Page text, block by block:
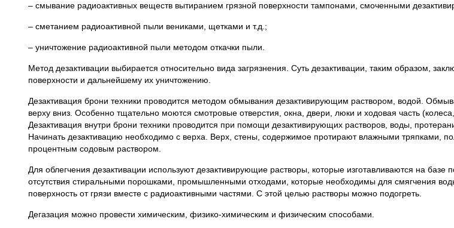
– смывание радиоактивных веществ вытиранием грязной поверхности тампонами, смоченными
– сметанием радиоактивной пыли вениками, щетками и т.д.;
– уничтожение радиоактивной пыли методом откачки пыли.
Метод дезактивации выбирается относительно вида загрязнения. Суть дезактивации, таким образом,
поверхности и дальнейшему их уничтожению.
Дезактивация брони техники проводится методом обмывания дезактивирующим раствором, водой.
верху вниз. Особенно тщательно моются смотровые отверстия, окна, двери, люки и ходовая часть
Дезактивация внутри брони техники проводится при помощи дезактивирующих растворов, воды,
Начинать дезактивацию необходимо с верха. Верх, стены, содержимое протирают влажными тряпками,
процентным содовым раствором.
Для облегчения дезактивации используют дезактивирующие растворы, которые изготавливаются на
отсутствия стиральными порошками, промышленными отходами, которые необходимы для смягчения
поверхность от грязи вместе с радиоактивными частями. С этой целью растворы можно подогреть.
Дегазация можно провести химическим, физико-химическим и физическим способами.